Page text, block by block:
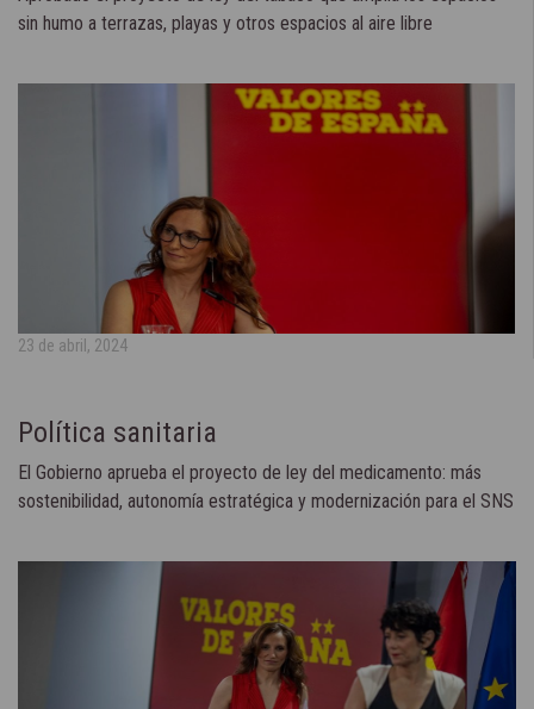
sin humo a terrazas, playas y otros espacios al aire libre
23 de abril, 2024
Política sanitaria
El Gobierno aprueba el proyecto de ley del medicamento: más
sostenibilidad, autonomía estratégica y modernización para el SNS